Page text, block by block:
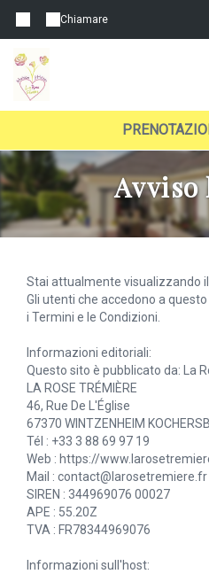
Chiamare
Avviso
Stai attualmente visualizzando
Gli utenti che accedono a
i Termini e le Condizioni.
Informazioni editoriali:
Questo sito è pubblicato da: La
LA ROSE TRÉMIÈRE
46, Rue De L'Église
67370 WINTZENHEIM
Tél : +33 3 88 69 97 19
Web : https://
Mail : contact@larosetremiere.fr
SIREN : 344969076 00027
APE : 55.20Z
TVA : FR78344969076
Informazioni sull'host: